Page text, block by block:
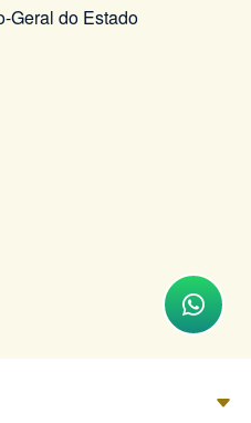
Geral do Estado